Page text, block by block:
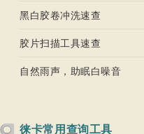
黑白胶卷冲洗速查
胶片扫描工具速查
自然雨声，助眠白噪音
徕卡常用查询工具